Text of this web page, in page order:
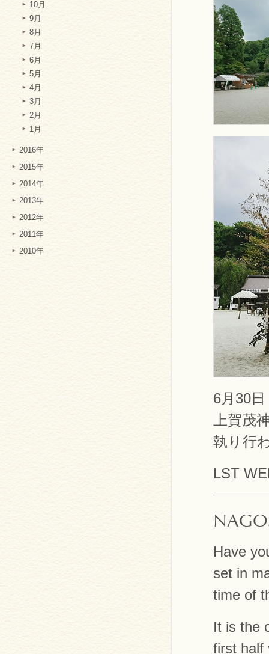
10月
9月
8月
7月
6月
5月
4月
3月
2月
1月
2016年
2015年
2014年
2013年
2012年
2011年
2010年
6月30
上賀茂
執り行
LST
Have
set in
time of
It is the
first half